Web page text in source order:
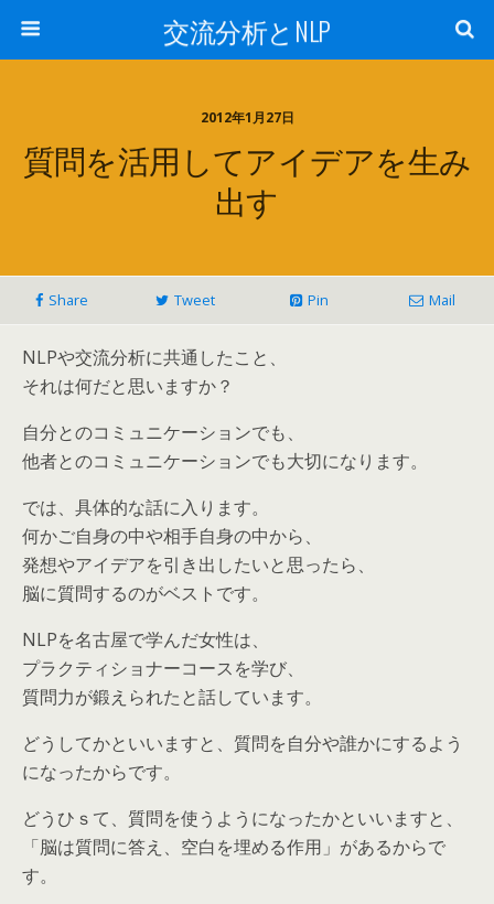
交流分析とNLP
2012年1月27日
質問を活用してアイデアを生み
出す
Share Tweet Pin Mail
NLPや交流分析に共通したこと、
それは何だと思いますか？
自分とのコミュニケーションでも、
他者とのコミュニケーションでも大切になります。
では、具体的な話に入ります。
何かご自身の中や相手自身の中から、
発想やアイデアを引き出したいと思ったら、
脳に質問するのがベストです。
NLPを名古屋で学んだ女性は、
プラクティショナーコースを学び、
質問力が鍛えられたと話しています。
どうしてかといいますと、質問を自分や誰かにするよう
になったからです。
どうひｓて、質問を使うようになったかといいますと、
「脳は質問に答え、空白を埋める作用」があるからで
す。